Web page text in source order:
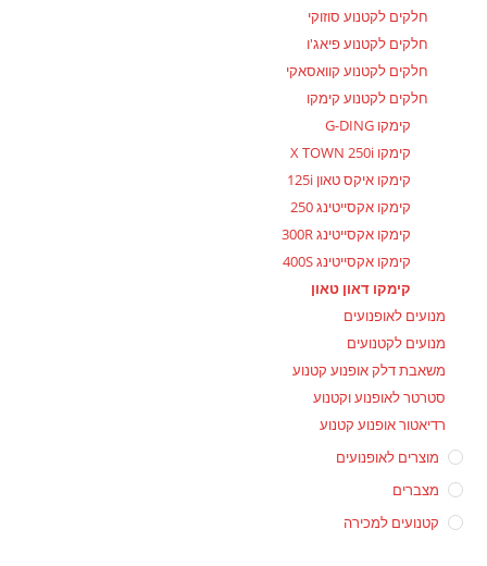
חלקים לקטנוע סוזוקי
חלקים לקטנוע פיאג'ו
חלקים לקטנוע קוואסאקי
חלקים לקטנוע קימקו
קימקו G-DING
קימקו X TOWN 250i
קימקו איקס טאון 125i
קימקו אקסייטינג 250
קימקו אקסייטינג 300R
קימקו אקסייטינג 400S
קימקו דאון טאון
מנועים לאופנועים
מנועים לקטנועים
משאבת דלק אופנוע קטנוע
סטרטר לאופנוע וקטנוע
רדיאטור אופנוע קטנוע
מוצרים לאופנועים
מצברים
קטנועים למכירה